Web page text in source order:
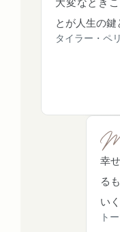
大変なとき
とが人生の鍵
タイラー・ペ
幸
る
い
ト